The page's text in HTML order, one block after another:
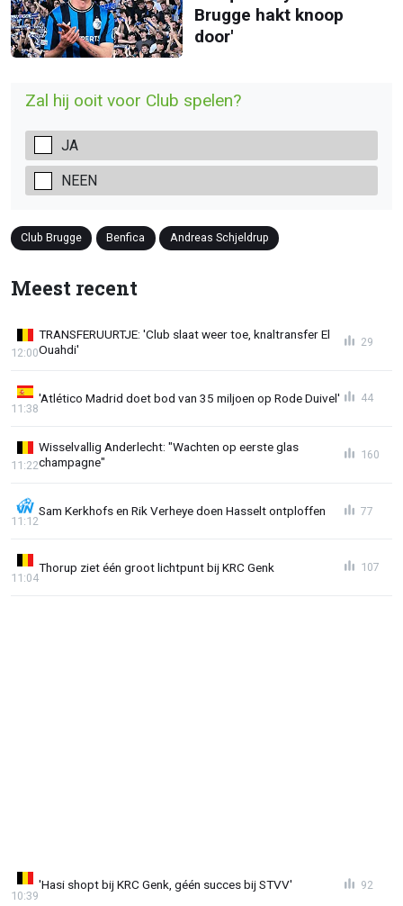
Brugge hakt knoop
door'
Zal hij ooit voor Club spelen?
JA
NEEN
Club Brugge Benfica Andreas Schjeldrup
Meest recent
TRANSFERUURTJE: 'Club slaat weer toe, knaltransfer El
Ouahdi'
12:00
29
'Atlético Madrid doet bod van 35 miljoen op Rode Duivel'
11:38
44
Wisselvallig Anderlecht: "Wachten op eerste glas
champagne"
11:22
160
Sam Kerkhofs en Rik Verheye doen Hasselt ontploffen
11:12
77
Thorup ziet één groot lichtpunt bij KRC Genk
11:04
107
'Hasi shopt bij KRC Genk, géén succes bij STVV'
10:39
92